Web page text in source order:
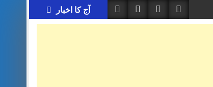
آج کا اخبار